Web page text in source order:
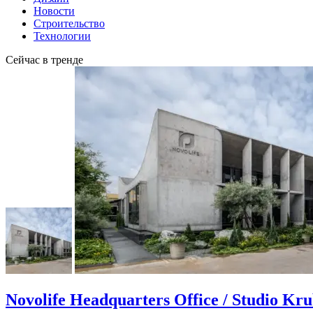
Новости
Строительство
Технологии
Сейчас в тренде
Novolife Headquarters Office / Studio